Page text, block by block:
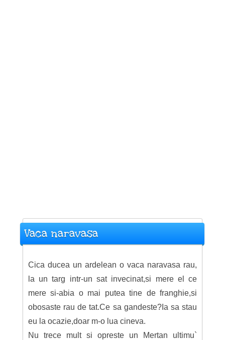
Vaca naravasa
Cica ducea un ardelean o vaca naravasa rau,
la un targ intr-un sat invecinat,si mere el ce
mere si-abia o mai putea tine de franghie,si
obosaste rau de tat.Ce sa gandeste?Ia sa stau
eu la ocazie,doar m-o lua cineva.
Nu trece mult si opreste un Mertan ultimu`